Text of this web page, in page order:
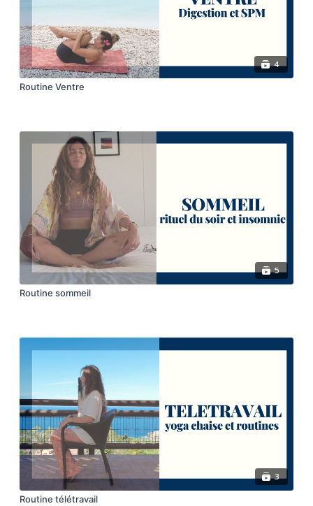
4
Routine Ventre
5
Routine sommeil
3
Routine télétravail